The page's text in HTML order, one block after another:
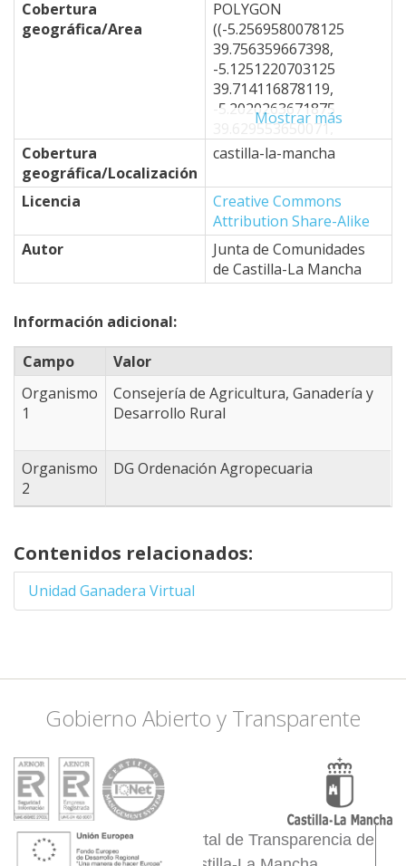
Cobertura
geográfica/Area
POLYGON
((-5.2569580078125
39.756359667398,
-5.1251220703125
39.714116878119,
-5.2020263671875
39.629553650071,
-4.8724365234375
-4.6746826171875
39.50251479253,
-4.7076416015625
39.264753301887,
-4.6966552734375
39.196672742478,
-4.8834228515625
-4.9493408203125
38.623908948333,
38.365951588109,
-3.8177490234375
-3.3013916015625
-2.9058837890625
38.460643187983,
38.546618735457,
-2.4444580078125
38.253883412596,
38.124358901402,
-2.4005126953125
38.063835334643,
-2.1917724609375
38.245255612027,
Mostrar más
Cobertura
geográfica/Localización
castilla-la-mancha
Licencia
Creative Commons
Attribution Share-Alike
Autor
Junta de Comunidades
de Castilla-La Mancha
Información adicional:
Campo
Valor
Organismo
1
Consejería de Agricultura, Ganadería y
Desarrollo Rural
Organismo
2
DG Ordenación Agropecuaria
Contenidos relacionados:
Unidad Ganadera Virtual
Gobierno Abierto y Transparente
Portal de Transparencia de